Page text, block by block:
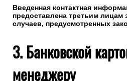
Введенная контактная
предоставлена третьим лицам
случаев, предусмотренных
3. Банковской
менеджеру